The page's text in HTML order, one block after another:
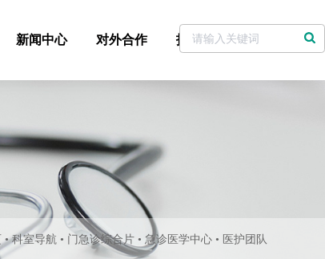
新闻中心 对外合作 招标采购 党委书记信箱
•科室导航 • 门急诊综合片 • 急诊医学中心 • 医护团队